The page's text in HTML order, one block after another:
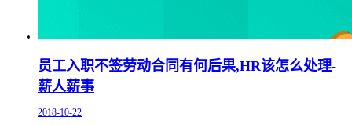
员工入职不签劳动合同有何后果,HR该怎么处理-
薪人薪事
2018-10-22